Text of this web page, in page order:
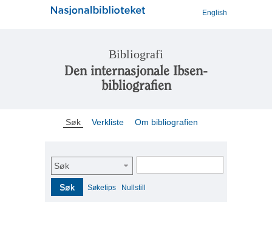
English
Bibliografi
Den internasjonale Ibsen-
bibliografien
Søk Verkliste Om bibliografien
Søk
Søk Søketips Nullstill